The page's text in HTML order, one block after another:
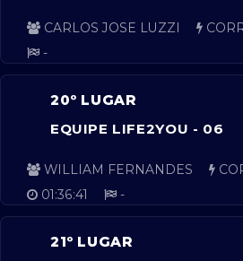
CARLOS JOSE LUZZI
-
20º LUGAR
EQUIPE LIFE2YOU - 06
WILLIAM FERNANDES
01:36:41
-
21º LUGAR